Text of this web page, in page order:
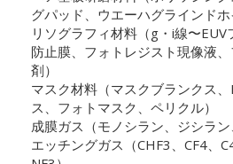
グパッド、ウエーハグラインドホ
リソグラフィ材料（g・i線〜
防止膜、フォトレジスト現像液
剤）
マスク材料（マスクブランクス
ス、フォトマスク、ペリクル）
成膜ガス（モノシラン、ジシラン
エッチングガス（CHF3、CF4、